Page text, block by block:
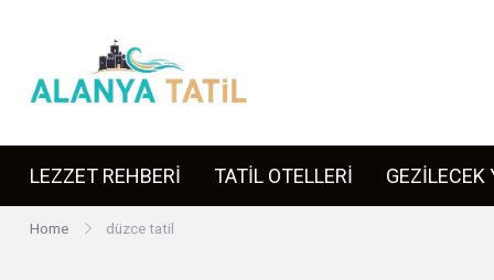
content
LEZZET REHBERİ TATİL OTELLERİ GEZİLECEK
Home düzce tatil